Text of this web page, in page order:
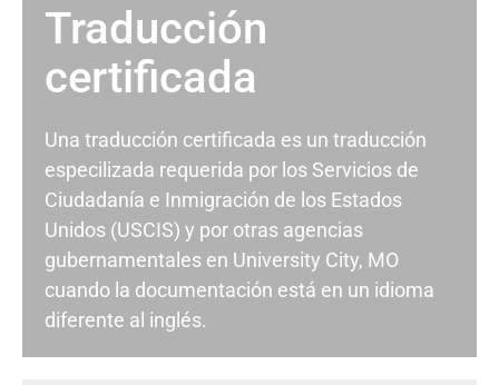
Traducción
certificada
Una traducción certificada es un traducción
especilizada requerida por los Servicios de
Ciudadanía e Inmigración de los Estados
Unidos (USCIS) y por otras agencias
gubernamentales en University City, MO
cuando la documentación está en un idioma
diferente al inglés.